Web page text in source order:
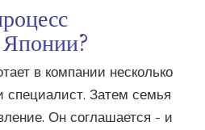
в компании несколько
специалист. Затем семья
Он соглашается - и